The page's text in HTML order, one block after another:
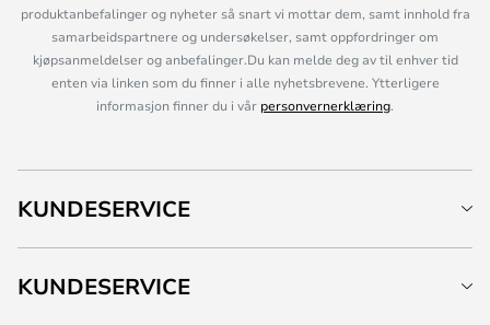
produktanbefalinger og nyheter så snart vi mottar dem, samt innhold fra
samarbeidspartnere og undersøkelser, samt oppfordringer om
kjøpsanmeldelser og anbefalinger.Du kan melde deg av til enhver tid
enten via linken som du finner i alle nyhetsbrevene. Ytterligere
informasjon finner du i vår personvernerklæring.
KUNDESERVICE
KUNDESERVICE